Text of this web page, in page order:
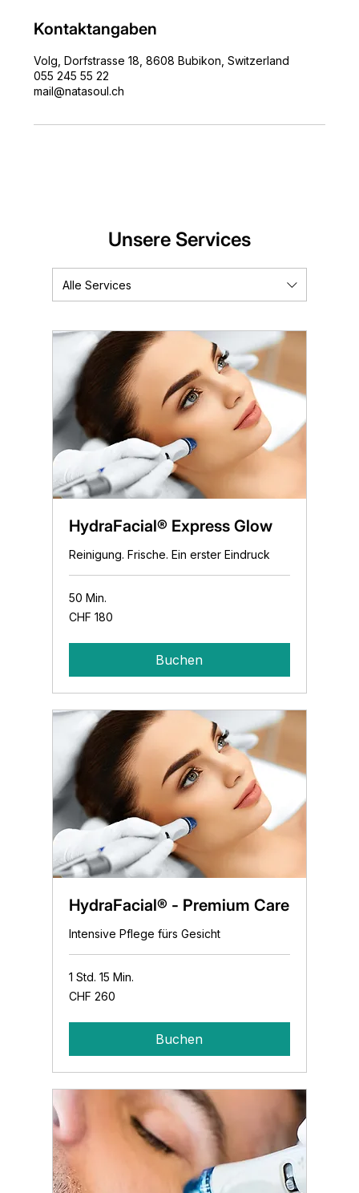
Unsere Services
Alle Services
HydraFacial® Express Glow
Reinigung. Frische. Ein erster Eindruck
50 Min.
180
Schweizer
CHF 180
Buchen
HydraFacial® - Premium Care
Intensive Pflege fürs Gesicht
1 Std. 15 Min.
260
Schweizer
CHF 260
Buchen
Kontaktangaben
Volg, Dorfstrasse 18, 8608 Bubikon, Switzerland
055 245 55 22
mail@natasoul.ch